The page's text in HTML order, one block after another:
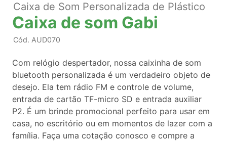
Caixa de Som Personalizada de Plástico
Caixa de som Gabi
Cód. AUD070
Com relógio despertador, nossa caixinha de som
bluetooth personalizada é um verdadeiro objeto de
desejo. Ela tem rádio FM e controle de volume,
entrada de cartão TF-micro SD e entrada auxiliar
P2. É um brinde promocional perfeito para usar em
casa, no escritório ou em momentos de lazer com a
família. Faça uma cotação conosco e compre a